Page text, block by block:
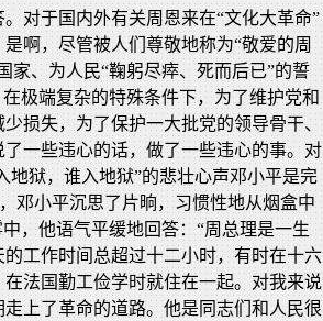
对于国内外有关周恩来在“文化大革命”
啊，尽管被人们尊敬地称为“敬爱的周
家、为人民“鞠躬尽瘁、死而后已”的誓
极端复杂的特殊条件下，为了维护党和
损失，为了保护一大批党的领导骨干、
一些违心的话，做了一些违心的事。对
地狱，谁入地狱”的悲壮心声邓小平是完
邓小平沉思了片晌，习惯性地从烟盒中
，他语气平缓地回答：“周总理是一生
工作时间总超过十二小时，有时在十六
法国勤工俭学时就住在一起。对我来说
上了革命的道路。他是同志们和人民很